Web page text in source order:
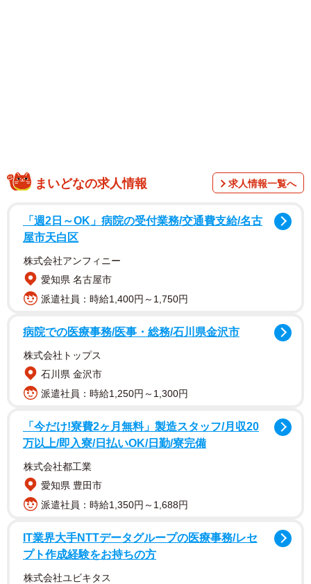
まいどなの求人情報 求人情報一覧へ
「週2日～OK」病院の受付業務/交通費支給/名古
屋市天白区
株式会社アンフィニー
愛知県 名古屋市
派遣社員：時給1,400円～1,750円
病院での医療事務/医事・総務/石川県金沢市
株式会社トップス
石川県 金沢市
派遣社員：時給1,250円～1,300円
「今だけ!寮費2ヶ月無料」製造スタッフ/月収20
万以上/即入寮/日払いOK/日勤/寮完備
株式会社都工業
愛知県 豊田市
派遣社員：時給1,350円～1,688円
IT業界大手NTTデータグループの医療事務/レセ
プト作成経験をお持ちの方
株式会社ユビキタス